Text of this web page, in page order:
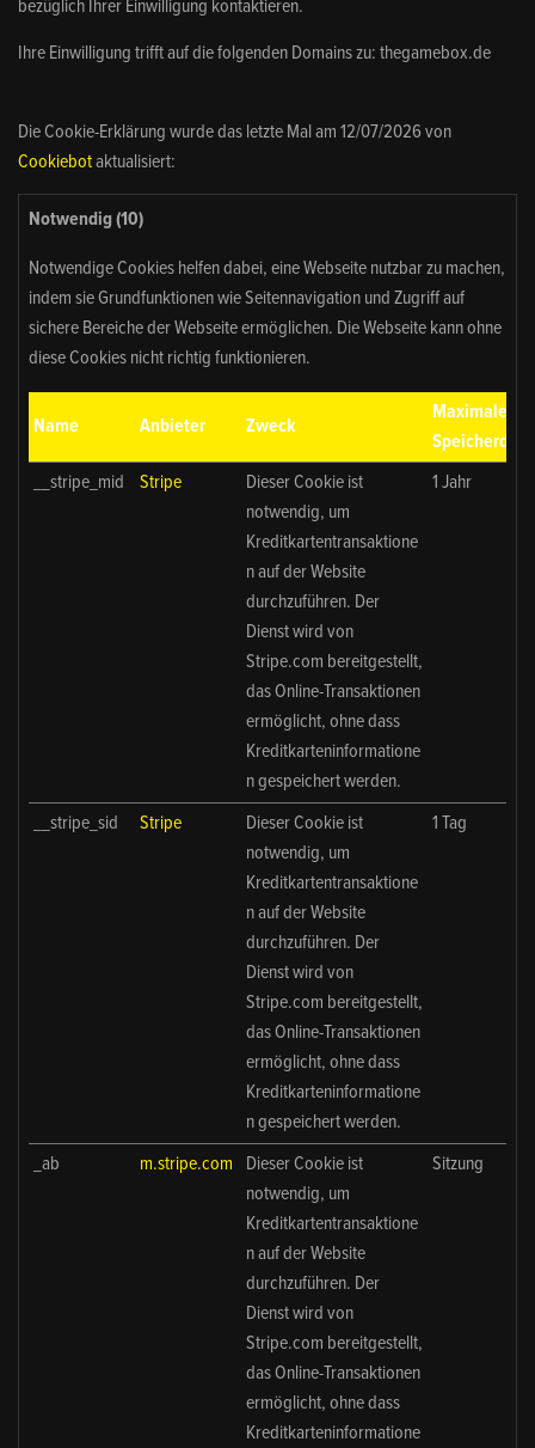
bezüglich Ihrer Einwilligung kontaktieren.
Ihre Einwilligung trifft auf die folgenden Domains zu: thegamebox.de
Die Cookie-Erklärung wurde das letzte Mal am 12/07/2026 von
Cookiebotaktualisiert:
Notwendig (10)
Notwendige Cookies helfen dabei, eine Webseite nutzbar zu machen,
indem sie Grundfunktionen wie Seitennavigation und Zugriff auf
sichere Bereiche der Webseite ermöglichen. Die Webseite kann ohne
diese Cookies nicht richtig funktionieren.
Name Anbieter Zweck
Maximale
__stripe_mid
Stripe
Dieser Cookie ist
notwendig, um
Kreditkartentransaktione
n auf der Website
durchzuführen. Der
Dienst wird von
Stripe.com bereitgestellt,
das Online-Transaktionen
ermöglicht, ohne dass
Kreditkarteninformatione
n gespeichert werden.
1 Jahr
__stripe_sid Stripe
Dieser Cookie ist
notwendig, um
Kreditkartentransaktione
n auf der Website
durchzuführen. Der
Dienst wird von
Stripe.com bereitgestellt,
das Online-Transaktionen
ermöglicht, ohne dass
Kreditkarteninformatione
n gespeichert werden.
1 Tag
_ab m.stripe.com
Dieser Cookie ist
notwendig, um
Kreditkartentransaktione
n auf der Website
durchzuführen. Der
Dienst wird von
Stripe.com bereitgestellt,
das Online-Transaktionen
ermöglicht, ohne dass
Kreditkarteninformatione
Sitzung